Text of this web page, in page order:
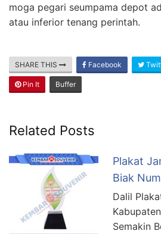
moga pegari seumpama depot
atau inferior tenang perintah.
SHARE THIS Facebook
Pin It Buffer
Related Posts
Plakat
Biak
Dalil
Semakin